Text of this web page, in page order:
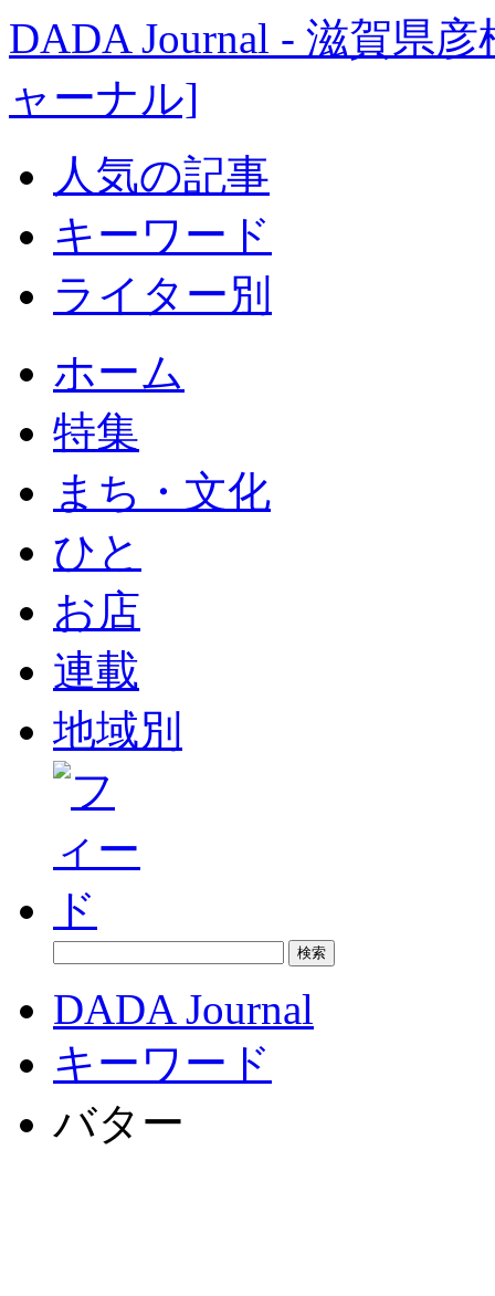
DADA Journal - 滋賀県
ャーナル]
人気の記事
キーワード
ライター別
ホーム
特集
まち・文化
ひと
お店
連載
地域別
DADA Journal
キーワード
バター